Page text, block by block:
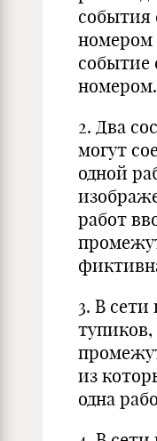
номером
событие
номером.
2. Два
могут
одной
работ
3. В
тупиков,
из
одна